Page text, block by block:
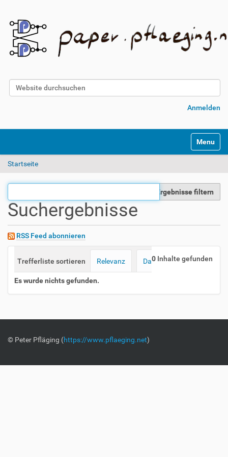
Website durchsuchen
Anmelden
Toggle
Startseite
Ergebnisse filtern
Suchergebnisse
RSS Feed abonnieren
0 Inhalte gefunden
Trefferliste sortieren Relevanz Datum (neueste zuerst)
Es wurde nichts gefunden.
© Peter Pfläging (https://www.pflaeging.net)